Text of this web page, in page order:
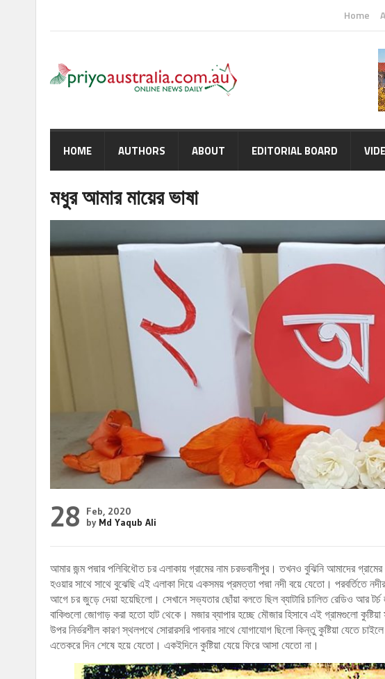
Home
HOME AUTHORS ABOUT EDITORIAL BOARD
মধুর আমার মায়ের ভাষা
28
Feb, 2020
by Md Yaqub Ali
আমার জন্ম পদ্মার পলিবিধৌত চর এলাকায় গ্রামের নাম চরভবানীপুর। তখনও বুঝিনি আমাদের
হওয়ার সাথে সাথে বুঝেছি এই এলাকা দিয়ে একসময় প্রমত্তা পদ্মা নদী বয়ে যেতো। পরবর্তিতে
আগে চর জুড়ে দেয়া হয়েছিলো। সেখানে সভ্যতার ছোঁয়া বলতে ছিল ব্যাটারি চালিত রেডিও আর
বাকিগুলো জোগাড় করা হতো হাট থেকে। মজার ব্যাপার হচ্ছে মৌজার হিসাবে এই গ্রামগুলো
উপর নির্ভরশীল কারণ স্থলপথে সোরারসরি পাবনার সাথে যোগাযোগ ছিলো কিন্তু কুষ্টিয়া যেতে
এতেকরে দিন শেষে হয়ে যেতো। একইদিনে কুষ্টিয়া যেয়ে ফিরে আসা যেতো না।